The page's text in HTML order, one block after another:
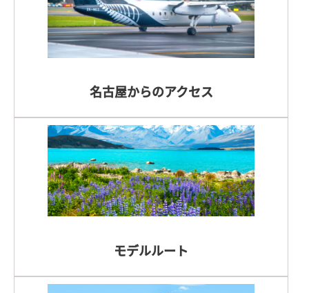
名古屋からのアクセス
モデルルート